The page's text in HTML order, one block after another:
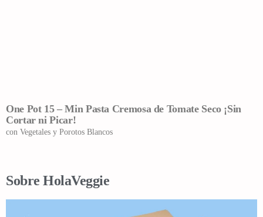
One Pot 15 – Min Pasta Cremosa de Tomate Seco ¡Sin
Cortar ni Picar!
con Vegetales y Porotos Blancos
Sobre HolaVeggie